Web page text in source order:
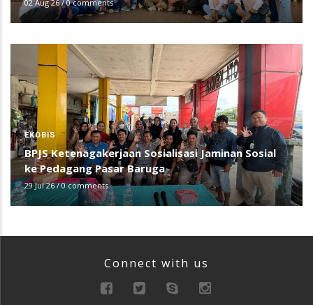
02 Aug 26/0 comments
EKOBIS
BPJS Ketenagakerjaan Sosialisasi Jaminan Sosial
ke Pedagang Pasar Baruga
29 Jul 26/0 comments
Connect with us